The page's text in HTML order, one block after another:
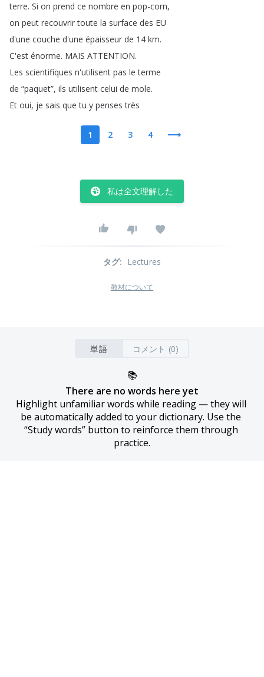
terre. Si on prend ce nombre en pop-corn,
on peut recouvrir toute la surface des EU
d'une couche d'une épaisseur de 14 km.
C'est énorme. MAIS ATTENTION.
Les scientifiques n'utilisent pas le terme
de “paquet”, ils utilisent celui de mole.
Et oui, je sais que tu y penses très
1 2 3 4
私は全文理解した
タグ: Lectures
教材について
単語 コメント (0)
📚
There are no words here yet
Highlight unfamiliar words while reading — they will
be automatically added to your dictionary. Use the
“Study words” button to reinforce them through
practice.